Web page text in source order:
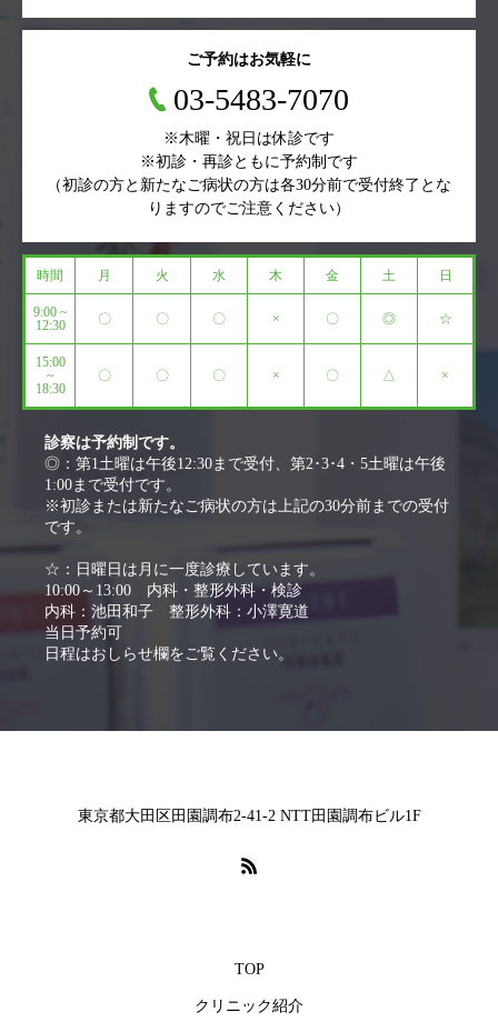
ご予約はお気軽に
03-5483-7070
※木曜・祝日は休診です
※初診・再診ともに予約制です
（初診の方と新たなご病状の方は各30分前で受付終了とな
りますのでご注意ください）
時間 月 火 水 木 金 土 日
9:00 ~
12:30
〇 〇 〇 × 〇 ◎ ☆
15:00
~
18:30
〇 〇 〇 × 〇 △ ×
診察は予約制です。
◎：第1土曜は午後12:30まで受付、第2･3･4・5土曜は午後
1:00まで受付です。
※初診または新たなご病状の方は上記の30分前までの受付
です。
☆：日曜日は月に一度診療しています。
10:00～13:00 内科・整形外科・検診
内科：池田和子 整形外科：小澤寛道
当日予約可
日程はおしらせ欄をご覧ください。
東京都大田区田園調布2-41-2 NTT田園調布ビル1F
TOP
クリニック紹介